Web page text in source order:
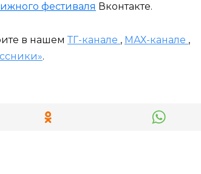
фестиваля Вконтакте.
в нашем ТГ-канале , МАХ-канале ,
.